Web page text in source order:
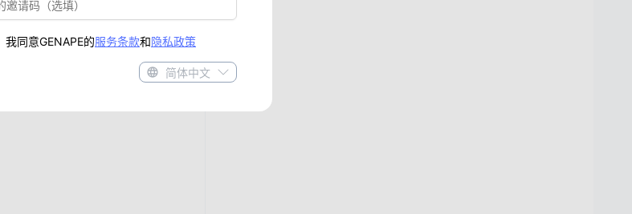
我同意GENAPE的服务条款和隐私政策
简体中文